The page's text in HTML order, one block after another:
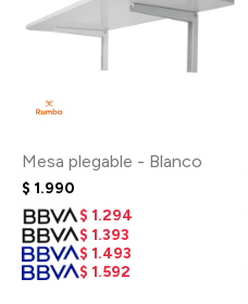
Mesa plegable - Blanco
$ 1.990
$ 1.294
$ 1.393
$ 1.493
$ 1.592